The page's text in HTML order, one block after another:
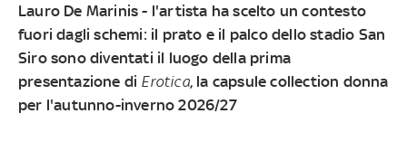
Lauro De Marinis - l'artista ha scelto un contesto
fuori dagli schemi: il prato e il palco dello stadio San
Siro sono diventati il luogo della prima
presentazione di Erotica, la capsule collection donna
per l'autunno-inverno 2026/27